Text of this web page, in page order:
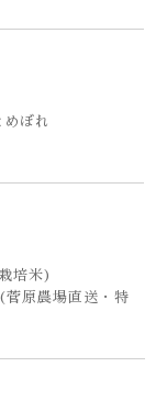
ぼれ
培米)
原農場直送・特